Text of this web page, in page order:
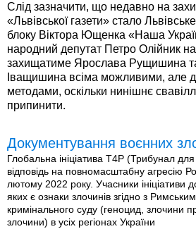
Слід зазначити, що недавно на
«Львівської газети» стало
блоку Віктора Ющенка «Наша
народний депутат Петро Олійник
захищатиме Ярослава Рущишина
Іващишина всіма можливими, але
методами, оскільки нинішнє
припинити.
Документування воєнних
Глобальна ініціатива T4P (Трибунал
відповідь на повномасштабну агресію
лютому 2022 року. Учасники ініціативи
яких є ознаки злочинів згідно з
кримінального суду (геноцид, злочини
злочини) в усіх регіонах України